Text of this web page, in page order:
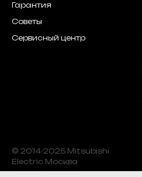
Гарантия
Советы
Сервисный центр
© 2014-2025 Mitsubishi
Electric Москва